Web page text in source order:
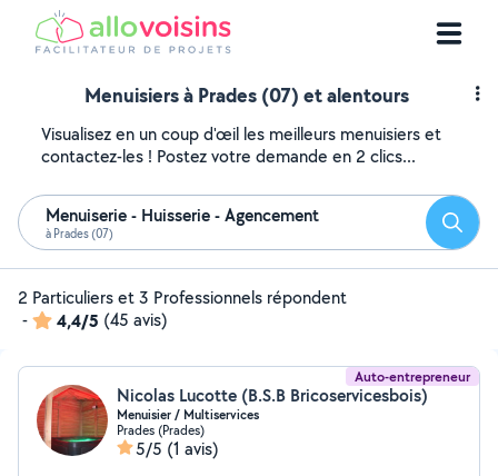
Menuisiers à Prades (07) et alentours
Visualisez en un coup d'œil les meilleurs menuisiers et
contactez-les ! Postez votre demande en 2 clics...
Menuiserie - Huisserie - Agencement
à Prades (07)
2 Particuliers et 3 Professionnels répondent
-
4,4/5 (45 avis)
Auto-entrepreneur
Nicolas Lucotte (B.S.B Bricoservicesbois)
Menuisier / Multiservices
Prades (Prades)
5/5 (1 avis)